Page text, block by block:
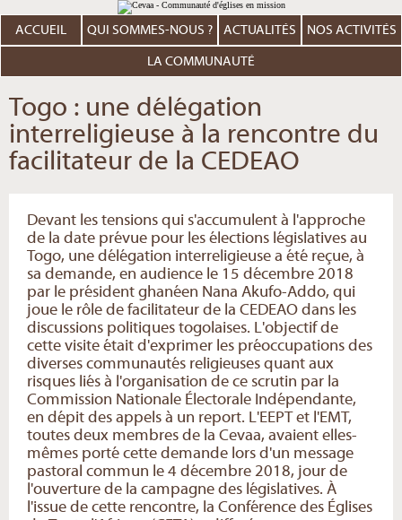
au
contenu.
Aller
personnels
ACCUEIL QUI SOMMES-NOUS ? ACTUALITÉS NOS ACTIVITÉS
LA COMMUNAUTÉ
Togo : une délégation
interreligieuse à la rencontre du
facilitateur de la CEDEAO
Devant les tensions qui s'accumulent à l'approche
de la date prévue pour les élections législatives au
Togo, une délégation interreligieuse a été reçue, à
sa demande, en audience le 15 décembre 2018
par le président ghanéen Nana Akufo-Addo, qui
joue le rôle de facilitateur de la CEDEAO dans les
discussions politiques togolaises. L'objectif de
cette visite était d'exprimer les préoccupations des
diverses communautés religieuses quant aux
risques liés à l'organisation de ce scrutin par la
Commission Nationale Électorale Indépendante,
en dépit des appels à un report. L'EEPT et l'EMT,
toutes deux membres de la Cevaa, avaient elles-
mêmes porté cette demande lors d'un message
pastoral commun le 4 décembre 2018, jour de
l'ouverture de la campagne des législatives. À
l'issue de cette rencontre, la Conférence des Églises